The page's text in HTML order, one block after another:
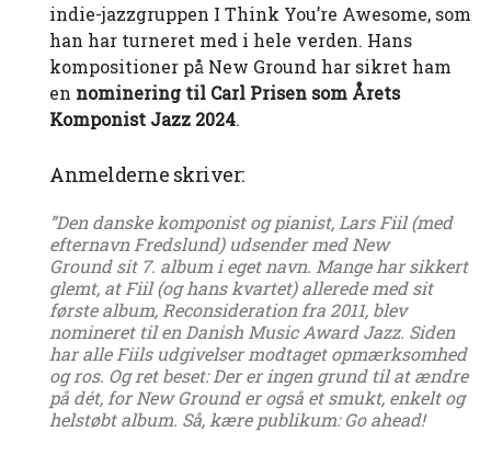
indie-jazzgruppen I Think You’re Awesome, som
han har turneret med i hele verden. Hans
kompositioner på New Ground har sikret ham
en nominering til Carl Prisen som Årets
Komponist Jazz 2024.
Anmelderne skriver:
”Den danske komponist og pianist, Lars Fiil (med
efternavn Fredslund) udsender med New
Ground sit 7. album i eget navn. Mange har sikkert
glemt, at Fiil (og hans kvartet) allerede med sit
første album, Reconsideration fra 2011, blev
nomineret til en Danish Music Award Jazz. Siden
har alle Fiils udgivelser modtaget opmærksomhed
og ros. Og ret beset: Der er ingen grund til at ændre
på dét, for New Ground er også et smukt, enkelt og
helstøbt album. Så, kære publikum: Go ahead!